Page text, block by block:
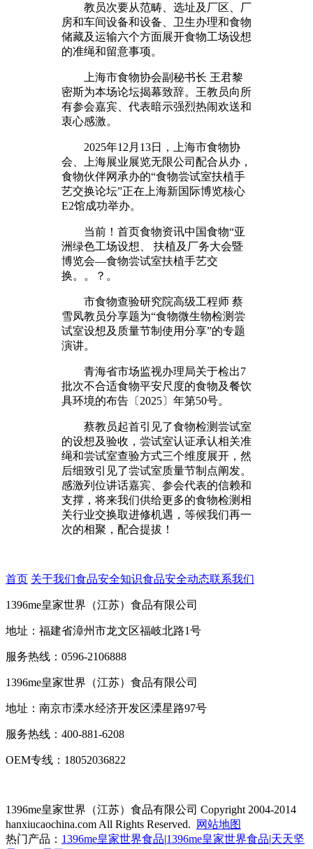
教员次要从范畴、选址及厂区、厂
房和车间设备和设备、卫生办理和食物
储藏及运输六个方面展开食物工场设想
的准绳和留意事项。
上海市食物协会副秘书长 王君黎
密斯为本场论坛揭幕致辞。王教员向所
有参会嘉宾、代表暗示强烈热闹欢送和
衷心感激。
2025年12月13日，上海市食物协
会、上海展业展览无限公司配合从办，
食物伙伴网承办的“食物尝试室扶植手
艺交换论坛”正在上海新国际博览核心
E2馆成功举办。
当前！首页食物资讯中国食物“亚
洲绿色工场设想、 扶植及厂务大会暨
博览会—食物尝试室扶植手艺交
换。。？。
市食物查验研究院高级工程师 蔡
雪凤教员分享题为“食物微生物检测尝
试室设想及质量节制使用分享”的专题
演讲。
青海省市场监视办理局关于检出7
批次不合适食物平安尺度的食物及餐饮
具环境的布告〔2025〕年第50号。
蔡教员起首引见了食物检测尝试室
的设想及验收，尝试室认证承认相关准
绳和尝试室查验方式三个维度展开，然
后细致引见了尝试室质量节制点阐发。
感激列位讲话嘉宾、参会代表的信赖和
支撑，将来我们供给更多的食物检测相
关行业交换取进修机遇，等候我们再一
次的相聚，配合提拔！
首页 关于我们食品安全知识食品安全动态联系我们
1396me皇家世界（江苏）食品有限公司
地址：福建省漳州市龙文区福岐北路1号
服务热线：0596-2106888
1396me皇家世界（江苏）食品有限公司
地址：南京市溧水经济开发区溧星路97号
服务热线：400-881-6208
OEM专线：18052036822
1396me皇家世界（江苏）食品有限公司 Copyright 2004-2014
hanxiucaochina.com All Rights Reserved.
网站地图
热门产品： 1396me皇家世界食品|1396me皇家世界食品|天天坚